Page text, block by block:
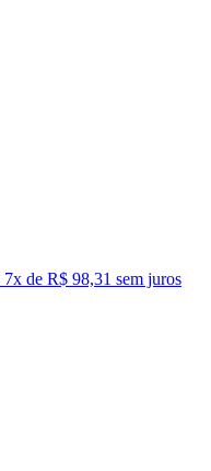
7x de R$ 98,31 sem juros